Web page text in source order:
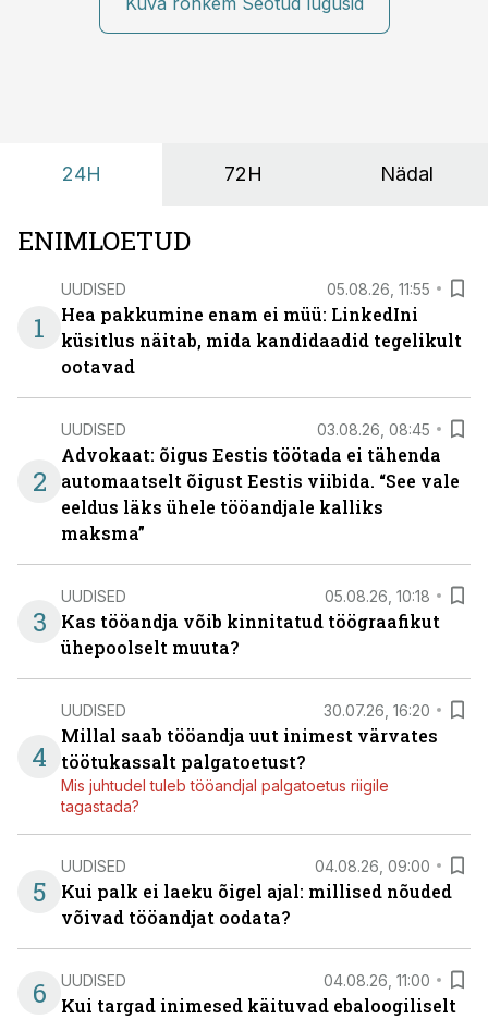
24H 72H Nädal
ENIMLOETUD
1
UUDISED 05.08.26, 11:55
Hea pakkumine enam ei müü: LinkedIni
küsitlus näitab, mida kandidaadid tegelikult
ootavad
2
UUDISED 03.08.26, 08:45
Advokaat: õigus Eestis töötada ei tähenda
automaatselt õigust Eestis viibida. “See vale
eeldus läks ühele tööandjale kalliks
maksma”
3
UUDISED 05.08.26, 10:18
Kas tööandja võib kinnitatud töögraafikut
ühepoolselt muuta?
4
UUDISED 30.07.26, 16:20
Millal saab tööandja uut inimest värvates
töötukassalt palgatoetust?
Mis juhtudel tuleb tööandjal palgatoetus riigile
tagastada?
5
UUDISED 04.08.26, 09:00
Kui palk ei laeku õigel ajal: millised nõuded
võivad tööandjat oodata?
6 UUDISED 04.08.26, 11:00
Kui targad inimesed käituvad ebaloogiliselt